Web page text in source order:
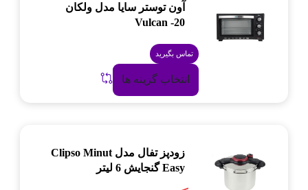
آون توستر سایا مدل ولکان
Vulcan -20
تماس بگیرید
انتخاب گزینه ها
زودپز تفال مدل Clipso Minut
Easy گنجایش 6 لیتر